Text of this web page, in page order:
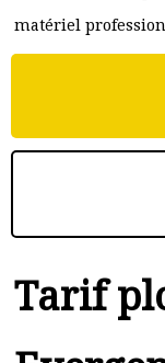
matériel
Tarif